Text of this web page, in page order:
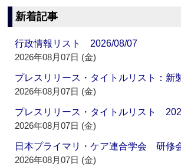
新着記事
行政情報リスト 2026/08/07
2026年08月07日 (金)
プレスリリース・タイトルリスト：
2026年08月07日 (金)
プレスリリース・タイトルリスト
2026年08月07日 (金)
日本プライマリ・ケア連合学会 研
2026年08月07日 (金)